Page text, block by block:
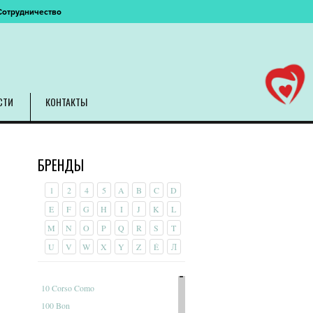
КОНТАКТЫ
БРЕНДЫ
1 2 4 5 A B C
D
E
F G H I J K
L
M
N O P Q R S
T
U
V W X Y Z É Л
10 Corso Como
100 Bon